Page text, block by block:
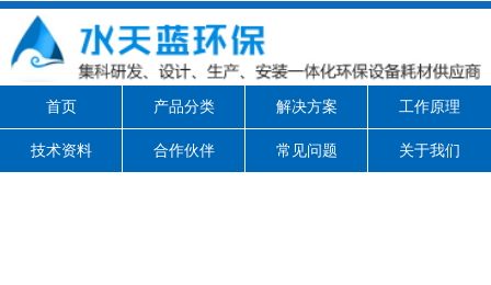
首页 产品分类 解决方案 工作原理
技术资料 合作伙伴 常见问题 关于我们